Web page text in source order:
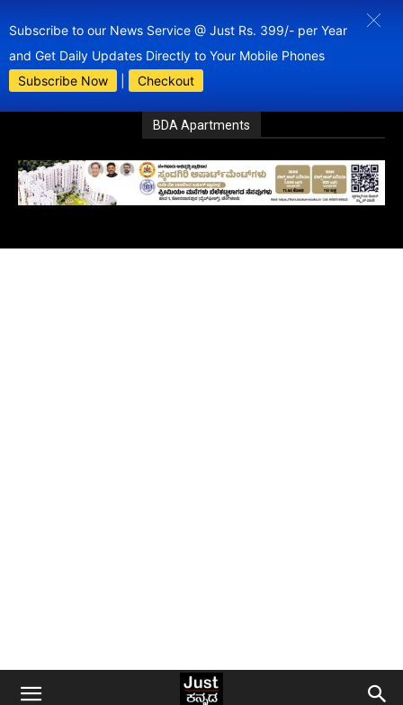
Subscribe to our News Service @ Just Rs. 399/- per Year
and Get Daily Updates Directly to Your Mobile Phones
Subscribe Now
Checkout
BDA Apartments